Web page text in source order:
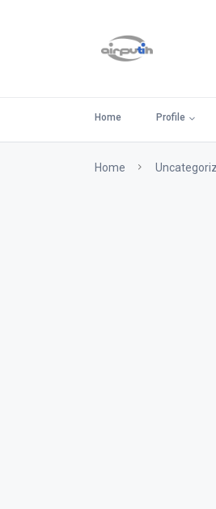
Home Profile
Home